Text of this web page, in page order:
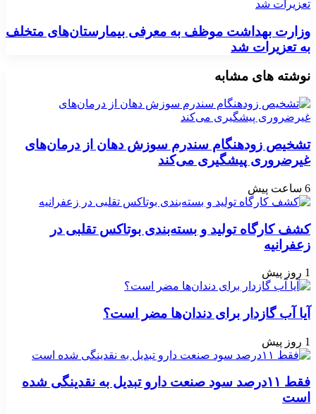
تعزیرات شد
وزارت بهداشت موظف به معرفی بیمارستان‌های متخلف
به تعزیرات شد
نوشته های مشابه
تشخیص زودهنگام سندرم سوزش دهان از درمان‌های
غیرضروری پیشگیری می‌کند
6 ساعت پیش
کشف کارگاه تولید و بسته‌بندی بوتاکس تقلبی در
زعفرانیه
1 روز پیش
آیا آب گازدار برای دندان‌ها مضر است؟
1 روز پیش
فقط ۱۱‌درصد سود صنعت دارو تبدیل به نقدینگی شده
است